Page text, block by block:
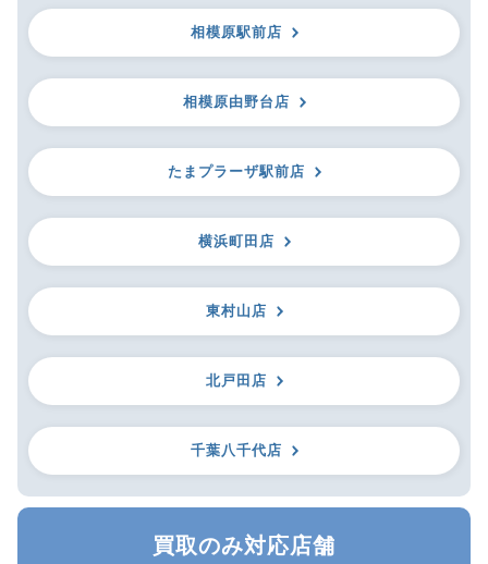
相模原駅前店
相模原由野台店
たまプラーザ駅前店
横浜町田店
東村山店
北戸田店
千葉八千代店
買取のみ対応店舗